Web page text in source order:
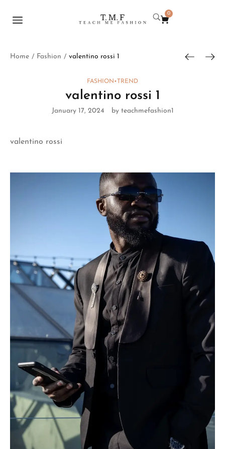
0
Home / Fashion / valentino rossi 1
FASHION •TREND
valentino rossi 1
January 17, 2024 by teachmefashion1
valentino rossi